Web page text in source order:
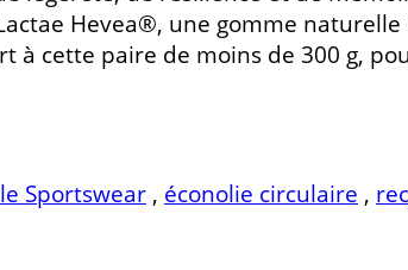
Hevea®, une gomme naturelle
cette paire de moins de 300 g,
Sportswear , éconolie circulaire ,